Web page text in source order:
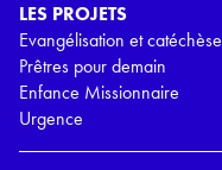
LES PROJETS
Evangélisation et catéchèse
Prêtres pour demain
Enfance Missionnaire
Urgence